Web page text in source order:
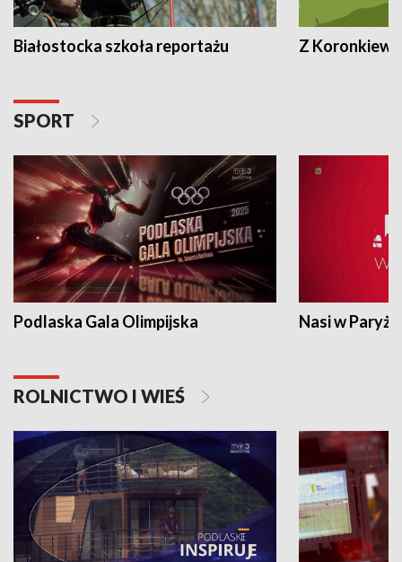
Białostocka szkoła reportażu Z
SPORT
Podlaska Gala Olimpijska Nasi w Paryżu
ROLNICTWO I WIEŚ